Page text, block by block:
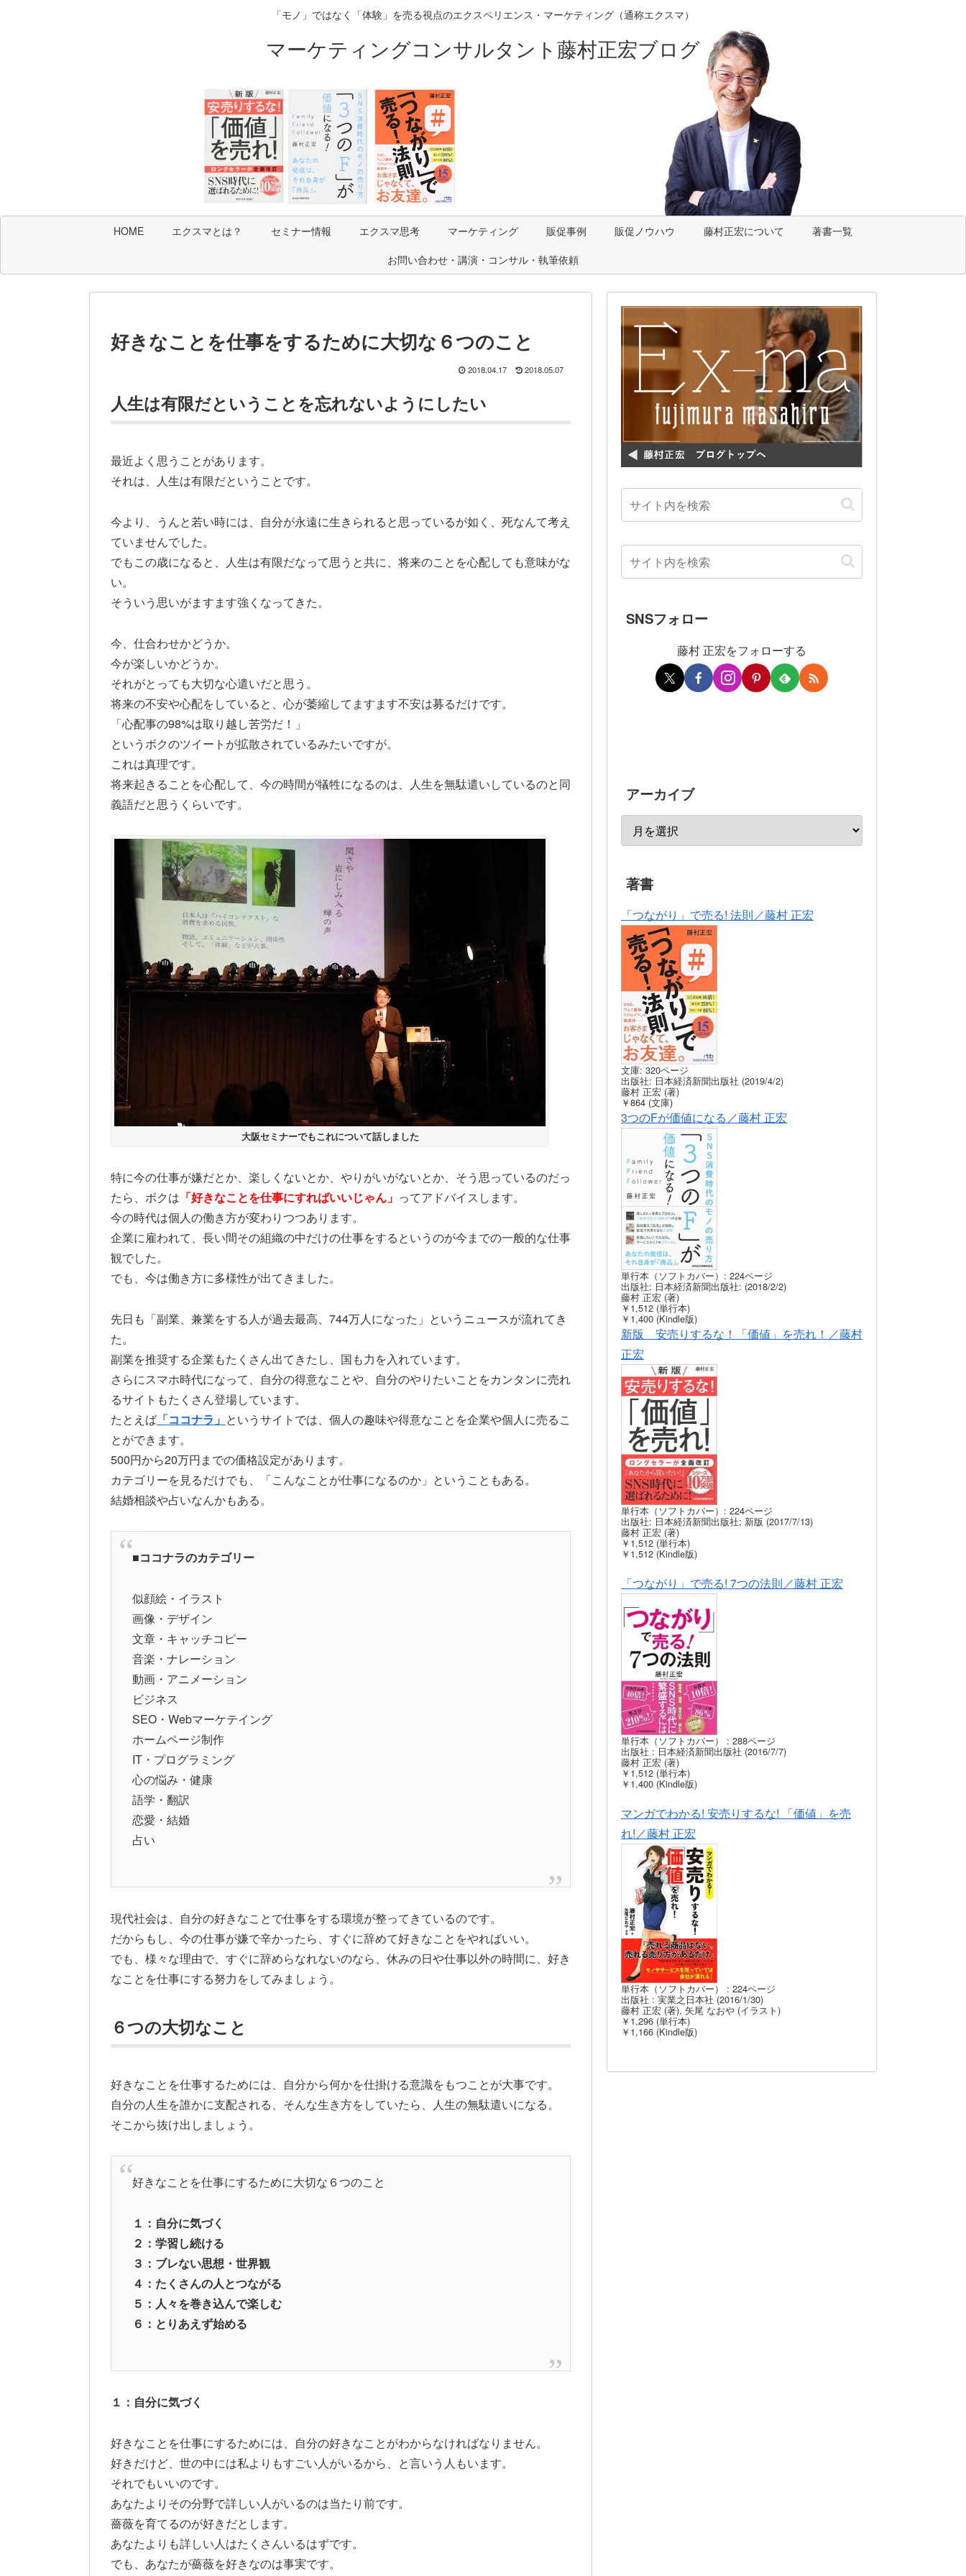
「モノ」ではなく「体験」を売る視点のエクスペリエンス・マーケティング（通称エクスマ）
マーケティングコンサルタント藤村正宏ブログ
HOME エクスマとは？ セミナー情報 エクスマ思考 マーケティング 販促事例 販促ノウハウ 藤村正宏について
著書一覧
お問い合わせ・講演・コンサル・執筆依頼
好きなことを仕事をするために大切な６つのこと
2018.04.17 2018.05.07
人生は有限だということを忘れないようにしたい
最近よく思うことがあります。
それは、人生は有限だということです。
今より、うんと若い時には、自分が永遠に生きられると思っているが如く、死なんて考え
ていませんでした。
でもこの歳になると、人生は有限だなって思うと共に、将来のことを心配しても意味がな
い。
そういう思いがますます強くなってきた。
今、仕合わせかどうか。
今が楽しいかどうか。
それがとっても大切な心遣いだと思う。
将来の不安や心配をしていると、心が萎縮してますます不安は募るだけです。
「心配事の98%は取り越し苦労だ！」
というボクのツイートが拡散されているみたいですが。
これは真理です。
将来起きることを心配して、今の時間が犠牲になるのは、人生を無駄遣いしているのと同
義語だと思うくらいです。
大阪セミナーでもこれについて話しました
特に今の仕事が嫌だとか、楽しくないとか、やりがいがないとか、そう思っているのだっ
たら、ボクは 「好きなことを仕事にすればいいじゃん」 ってアドバイスします。
今の時代は個人の働き方が変わりつつあります。
企業に雇われて、長い間その組織の中だけの仕事をするというのが今までの一般的な仕事
観でした。
でも、今は働き方に多様性が出てきました。
先日も「副業、兼業をする人が過去最高、744万人になった」というニュースが流れてき
た。
副業を推奨する企業もたくさん出てきたし、国も力を入れています。
さらにスマホ時代になって、自分の得意なことや、自分のやりたいことをカンタンに売れ
るサイトもたくさん登場しています。
たとえば 「ココナラ」 というサイトでは、個人の趣味や得意なことを企業や個人に売るこ
とができます。
500円から20万円までの価格設定があります。
カテゴリーを見るだけでも、「こんなことが仕事になるのか」ということもある。
結婚相談や占いなんかもある。
■ココナラのカテゴリー
似顔絵・イラスト
画像・デザイン
文章・キャッチコピー
音楽・ナレーション
動画・アニメーション
ビジネス
SEO・Webマーケテイング
ホームページ制作
IT・プログラミング
心の悩み・健康
語学・翻訳
恋愛・結婚
占い
現代社会は、自分の好きなことで仕事をする環境が整ってきているのです。
だからもし、今の仕事が嫌で辛かったら、すぐに辞めて好きなことをやればいい。
でも、様々な理由で、すぐに辞めらなれないのなら、休みの日や仕事以外の時間に、好き
なことを仕事にする努力をしてみましょう。
６つの大切なこと
好きなことを仕事するためには、自分から何かを仕掛ける意識をもつことが大事です。
自分の人生を誰かに支配される、そんな生き方をしていたら、人生の無駄遣いになる。
そこから抜け出しましょう。
好きなことを仕事にするために大切な６つのこと
１：自分に気づく
２：学習し続ける
３：ブレない思想・世界観
４：たくさんの人とつながる
５：人々を巻き込んで楽しむ
６：とりあえず始める
１：自分に気づく
好きなことを仕事にするためには、自分の好きなことがわからなければなりません。
好きだけど、世の中には私よりもすごい人がいるから、と言いう人もいます。
それでもいいのです。
あなたよりその分野で詳しい人がいるのは当たり前です。
薔薇を育てるのが好きだとします。
あなたよりも詳しい人はたくさんいるはずです。
でも、あなたが薔薇を好きなのは事実です。
SNSフォロー
藤村 正宏をフォローする
アーカイブ
著書
「つながり」で売る! 法則／藤村 正宏
文庫: 320ページ
出版社: 日本経済新聞出版社 (2019/4/2)
藤村 正宏 (著)
￥864 (文庫)
3つのFが価値になる／藤村 正宏
単行本（ソフトカバー）: 224ページ
出版社: 日本経済新聞出版社: (2018/2/2)
藤村 正宏 (著)
￥1,512 (単行本)
￥1,400 (Kindle版)
新版 安売りするな！「価値」を売れ！／藤村
正宏
単行本（ソフトカバー）: 224ページ
出版社: 日本経済新聞出版社; 新版 (2017/7/13)
藤村 正宏 (著)
￥1,512 (単行本)
￥1,512 (Kindle版)
「つながり」で売る! 7つの法則／藤村 正宏
単行本（ソフトカバー） : 288ページ
出版社 : 日本経済新聞出版社 (2016/7/7)
藤村 正宏 (著)
￥1,512 (単行本)
￥1,400 (Kindle版)
マンガでわかる! 安売りするな! 「価値」を売
れ!／藤村 正宏
単行本（ソフトカバー） : 224ページ
出版社 : 実業之日本社 (2016/1/30)
藤村 正宏 (著), 矢尾 なおや (イラスト)
￥1,296 (単行本)
￥1,166 (Kindle版)